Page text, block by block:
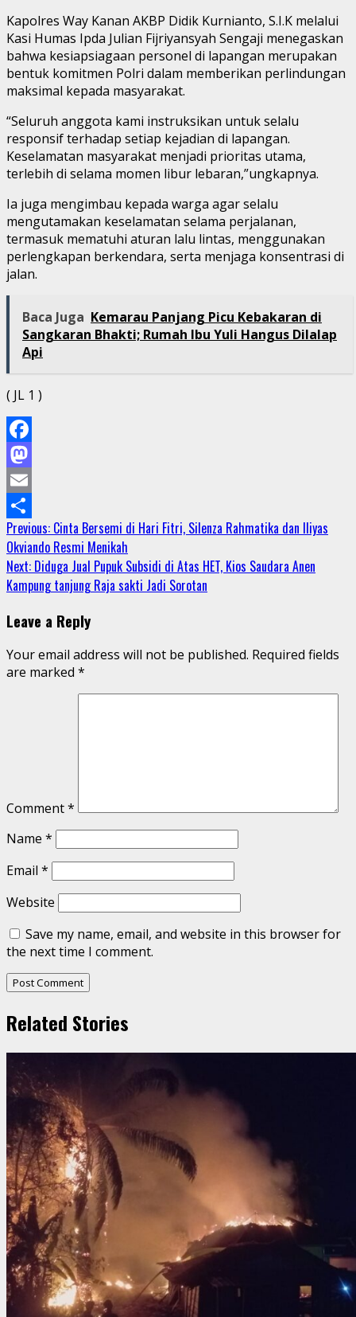
Kapolres Way Kanan AKBP Didik Kurnianto, S.I.K melalui
Kasi Humas Ipda Julian Fijriyansyah Sengaji menegaskan
bahwa kesiapsiagaan personel di lapangan merupakan
bentuk komitmen Polri dalam memberikan perlindungan
maksimal kepada masyarakat.
“Seluruh anggota kami instruksikan untuk selalu
responsif terhadap setiap kejadian di lapangan.
Keselamatan masyarakat menjadi prioritas utama,
terlebih di selama momen libur lebaran,”ungkapnya.
Ia juga mengimbau kepada warga agar selalu
mengutamakan keselamatan selama perjalanan,
termasuk mematuhi aturan lalu lintas, menggunakan
perlengkapan berkendara, serta menjaga konsentrasi di
jalan.
Baca Juga Kemarau Panjang Picu Kebakaran di
Sangkaran Bhakti; Rumah Ibu Yuli Hangus Dilalap
Api
( JL 1 )
Facebook
Mastodon
Email
Share
Continue
Reading
Previous: Cinta Bersemi di Hari Fitri, Silenza Rahmatika dan Iliyas
Okviando Resmi Menikah
Next: Diduga Jual Pupuk Subsidi di Atas HET, Kios Saudara Anen
Kampung tanjung Raja sakti Jadi Sorotan
Leave a Reply
Your email address will not be published. Required fields
are marked *
Comment*
Name *
Email *
Website
Save my name, email, and website in this browser for
the next time I comment.
Related Stories